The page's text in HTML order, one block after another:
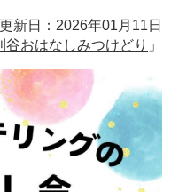
新日：2026年01月11日
谷おはなしみつけどり 」